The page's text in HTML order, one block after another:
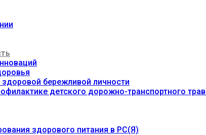
бережливой личности
детского дорожно-транспортного
здорового питания в РС(Я)